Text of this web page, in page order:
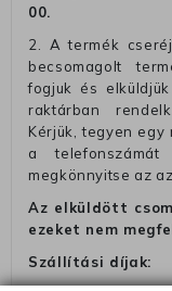
00.
2. A termék
becsomagolt
fogjuk és
raktárban
Kérjük, tegyen egy
a
megkönnyitse az
Az elküldött
ezeket nem
Szállítási díjak: